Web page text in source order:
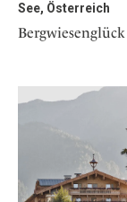
See, Österreich
Bergwiesenglück